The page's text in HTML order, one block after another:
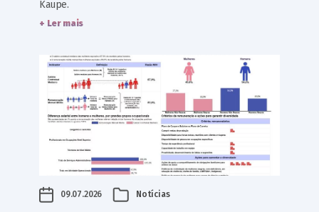
Kaupe.
+ Ler mais
09.07.2026 Notícias